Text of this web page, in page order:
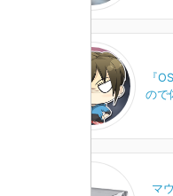
『
ので
マ